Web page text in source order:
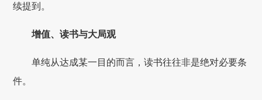
续提到。
增值、读书与大局观
单纯从达成某一目的而言，读书往往非是绝对必要条
件。